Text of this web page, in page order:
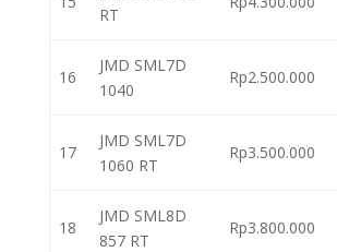
RT
16
JMD SML7D
1040
Rp2.500.000
17
JMD SML7D
1060 RT
Rp3.500.000
18
JMD SML8D
857 RT
Rp3.800.000